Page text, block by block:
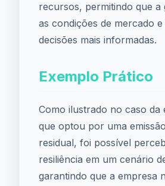
recursos, permitindo que a
as condições de mercado e
decisões mais informadas.
Exemplo Prático
Como ilustrado no caso da
que optou por uma
residual, foi possível
resiliência em um cenário
garantindo que a empresa